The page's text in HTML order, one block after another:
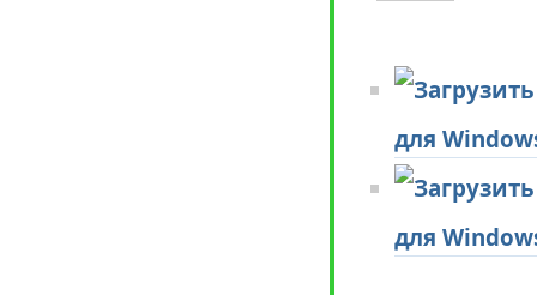
для
для